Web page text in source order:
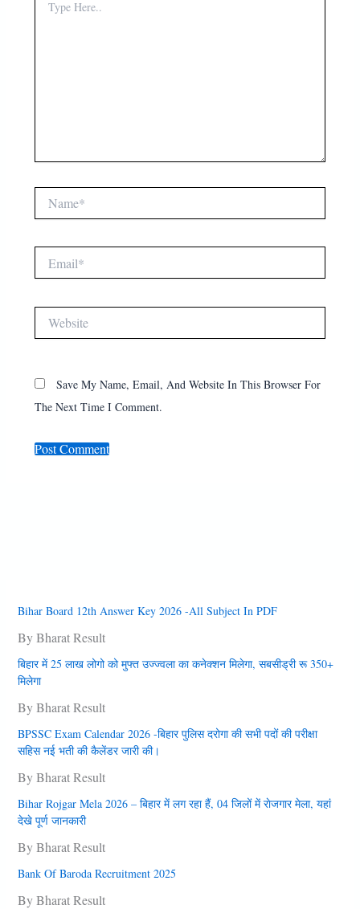
Here..
Save My Name, Email, And Website In This Browser For
The Next Time I Comment.
Bihar Board 12th Answer Key 2026 -All Subject In PDF
By Bharat Result
बिहार में 25 लाख लोगो को मुफ्त उज्‍ज्‍वला का कनेक्‍शन मिलेगा, सबसीड्री रू 350+
मिलेगा
By Bharat Result
BPSSC Exam Calendar 2026 -बिहार पुलिस दरोगा की सभी पदों की परीक्षा
सहिस नई भती की कैलेंडर जारी की।
By Bharat Result
Bihar Rojgar Mela 2026 – बिहार में लग रहा हैं, 04 जिलों में राेजगार मेला, यहां
देखे पूर्ण जानकारी
By Bharat Result
Bank Of Baroda Recruitment 2025
By Bharat Result